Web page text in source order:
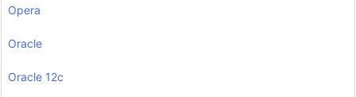
Opera
Oracle
Oracle 12c